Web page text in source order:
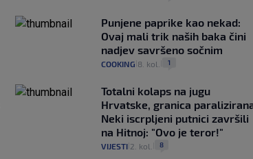
Punjene paprike kao nekad:
Ovaj mali trik naših baka čini
nadjev savršeno sočnim
COOKING 8. kol. 1
Totalni kolaps na jugu
Hrvatske, granica
Neki iscrpljeni putnici završili
na Hitnoj: "Ovo je teror!"
VIJESTI| 2. kol. 8